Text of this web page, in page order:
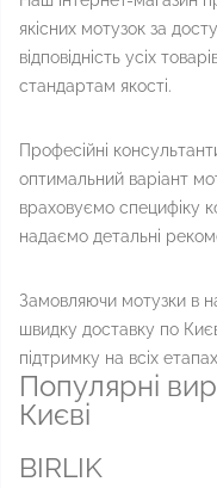
якісних мотузок за
відповідність усіх
стандартам якості.
Професійні
оптимальний варіант
враховуємо специфіку
надаємо детальні
Замовляючи мотузки в
швидку доставку по
підтримку на всіх
Популярні
Києві
BIRLIK